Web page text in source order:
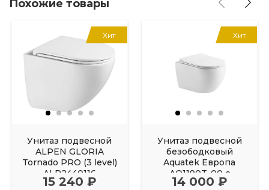
Похожие товары
Хит
Унитаз подвесной
ALPEN GLORIA
Tornado PRO (3 level)
ALP2440116
15 240 ₽
Хит
Унитаз подвесной
безободковый
Aquatek Европа
AQ1190T-00 с
сиденьем Soft Close
14 000 ₽